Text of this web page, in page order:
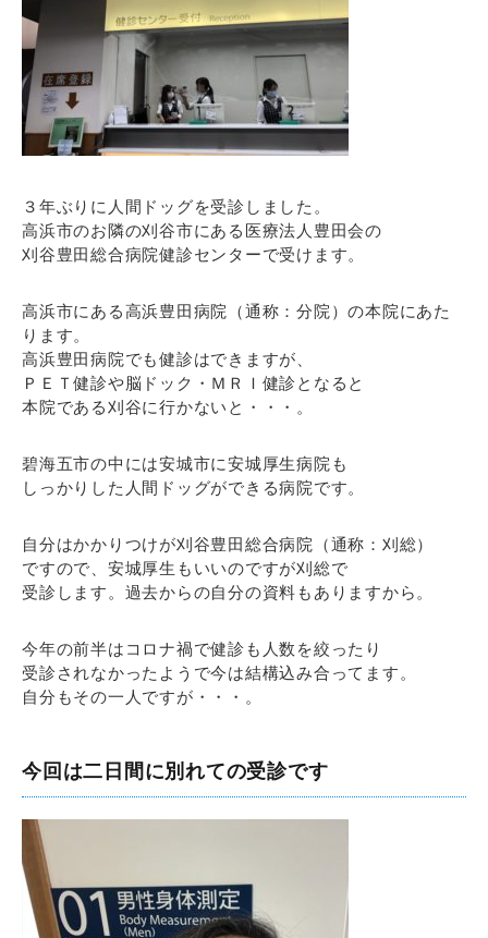
３年ぶりに人間ドッグを受診しました。
高浜市のお隣の刈谷市にある医療法人豊田会の
刈谷豊田総合病院健診センターで受けます。
高浜市にある高浜豊田病院（通称：分院）の本院にあた
ります。
高浜豊田病院でも健診はできますが、
ＰＥＴ健診や脳ドック・ＭＲＩ健診となると
本院である刈谷に行かないと・・・。
碧海五市の中には安城市に安城厚生病院も
しっかりした人間ドッグができる病院です。
自分はかかりつけが刈谷豊田総合病院（通称：刈総）
ですので、安城厚生もいいのですが刈総で
受診します。過去からの自分の資料もありますから。
今年の前半はコロナ禍で健診も人数を絞ったり
受診されなかったようで今は結構込み合ってます。
自分もその一人ですが・・・。
今回は二日間に別れての受診です